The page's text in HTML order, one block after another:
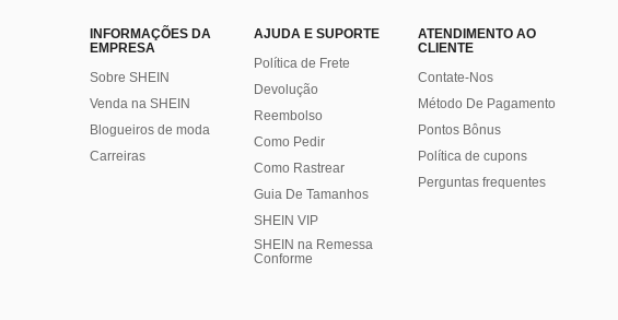
INFORMAÇÕES DA
EMPRESA
Sobre SHEIN
Venda na SHEIN
Blogueiros de moda
Carreiras
AJUDA E SUPORTE
Política de Frete
Devolução
Reembolso
Como Pedir
Como Rastrear
Guia De Tamanhos
SHEIN VIP
SHEIN na Remessa
Conforme
ATENDIMENTO AO
CLIENTE
Contate-Nos
Método De Pagamento
Pontos Bônus
Política de cupons
Perguntas frequentes